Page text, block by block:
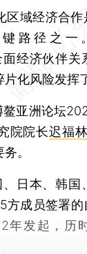
区域经济合作
路径之一
面经济伙伴关
化风险发挥
洲论坛
院院长迟福
。
日本、韩国
成员签署的
年发起，历